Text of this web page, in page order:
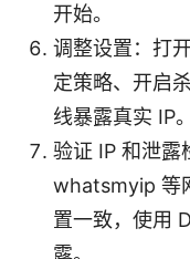
开始。
调整设置：打
定策略、开启
线暴露真实 IP。
验证 IP 和泄
whatsmyip 等
置一致，使用
露。